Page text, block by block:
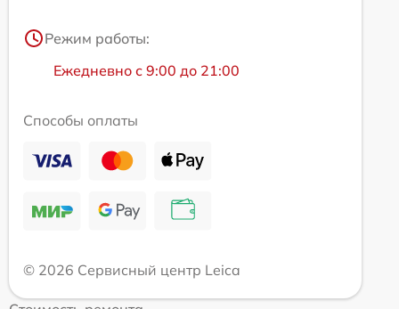
Режим работы:
Ежедневно с 9:00 до 21:00
Способы оплаты
© 2026 Сервисный центр Leica